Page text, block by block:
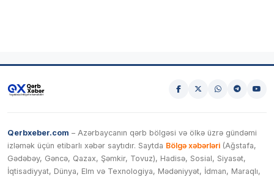
Qerbxeber.com – Azərbaycanın qərb bölgəsi və ölkə üzrə gündəmi
izləmək üçün etibarlı xəbər saytıdır. Saytda Bölgə xəbərləri (Ağstafa,
Gədəbəy, Gəncə, Qazax, Şəmkir, Tovuz), Hadisə, Sosial, Siyasət,
İqtisadiyyat, Dünya, Elm və Texnologiya, Mədəniyyət, İdman, Maraqlı,